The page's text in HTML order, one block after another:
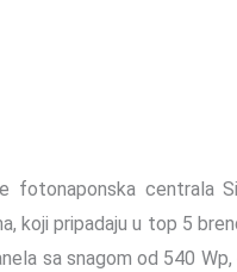
fotonaponska centrala
koji pripadaju u top 5
sa snagom od 540